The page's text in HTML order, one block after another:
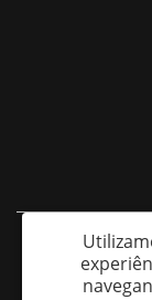
White Head